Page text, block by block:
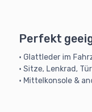
Perfekt
• Glattleder im
• Sitze, Lenkrad,
• Mittelkonsole &